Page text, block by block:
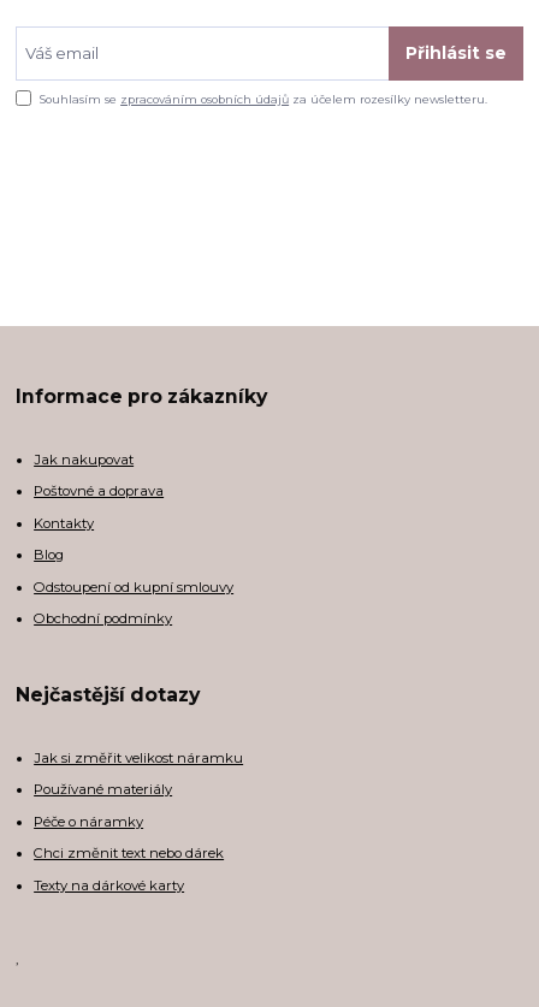
Přihlásit se
Souhlasím se zpracováním osobních údajů za účelem rozesílky newsletteru.
Informace pro zákazníky
Jak nakupovat
Poštovné a doprava
Kontakty
Blog
Odstoupení od kupní smlouvy
Obchodní podmínky
Nejčastější dotazy
Jak si změřit velikost náramku
Používané materiály
Péče o náramky
Chci změnit text nebo dárek
Texty na dárkové karty
,